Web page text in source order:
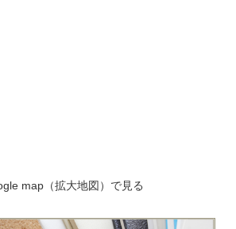
map（拡大地図）で見る